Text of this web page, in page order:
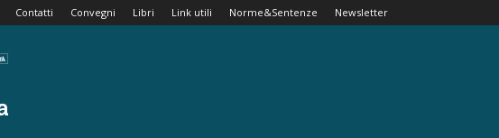
Contatti Convegni Libri Link utili Norme&Sentenze Newsletter